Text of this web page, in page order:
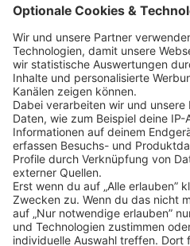
Schnellzugriff
ZAHLUNGSMETHODEN
SOCIAL
NEWSLETTER
BESUCHEN SIE UNS